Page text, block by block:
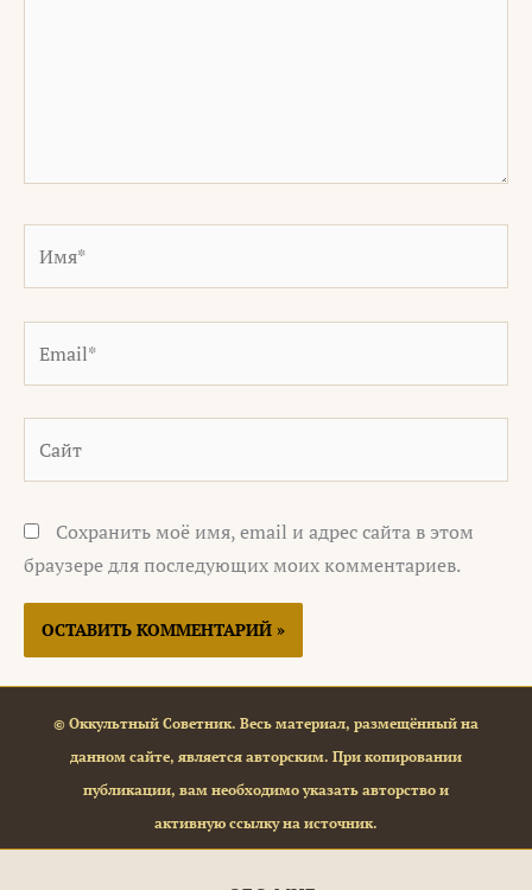
Сохранить моё имя, email и адрес сайта в этом
браузере для последующих моих комментариев.
© Оккультный Советник. Весь материал, размещённый на
данном сайте, является авторским. При копировании
публикации, вам необходимо указать авторство и
активную ссылку на источник.